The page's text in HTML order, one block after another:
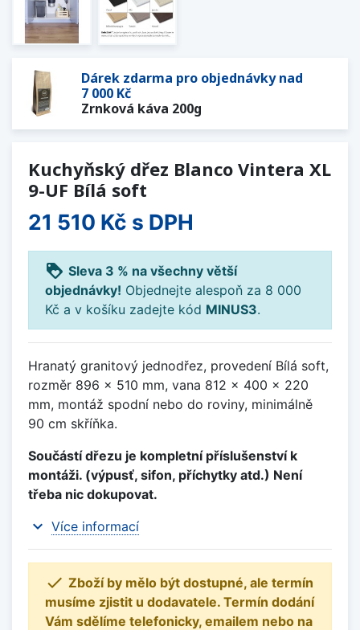
Dárek zdarma pro objednávky nad
7 000 Kč
Zrnková káva 200g
Kuchyňský dřez Blanco Vintera XL
9-UF Bílá soft
21 510 Kč s DPH
loyalty Sleva 3 % na všechny větší
objednávky! Objednejte alespoň za 8 000
Kč a v košíku zadejte kód MINUS3.
Hranatý granitový jednodřez, provedení Bílá soft,
rozměr 896 x 510 mm, vana 812 x 400 x 220
mm, montáž spodní nebo do roviny, minimálně
90 cm skříňka.
Součástí dřezu je kompletní příslušenství k
montáži. (výpusť, sifon, příchytky atd.) Není
třeba nic dokupovat.
expand_more Více informací
 Zboží by mělo být dostupné, ale termín
musíme zjistit u dodavatele. Termín dodání
Vám sdělíme telefonicky, emailem nebo na